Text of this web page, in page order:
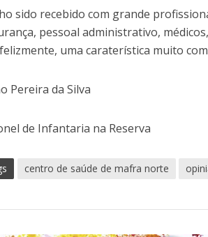
sido recebido com grande
pessoal administrativo,
uma caraterística muito
Pereira da Silva
de Infantaria na Reserva
centro de saúde de mafra norte